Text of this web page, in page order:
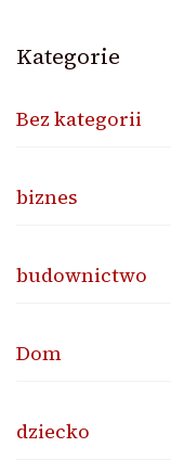
Kategorie
Bez kategorii
biznes
budownictwo
Dom
dziecko